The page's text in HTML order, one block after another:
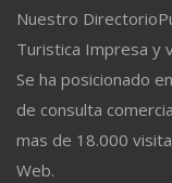
Nuestro
Turistica Impresa y
Se ha posicionado
de consulta
mas de 18.000
Web.